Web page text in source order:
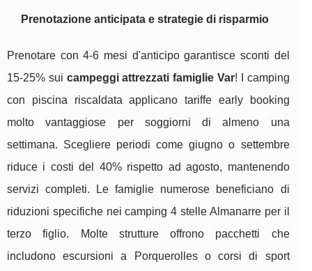
Prenotazione anticipata e strategie di risparmio
Prenotare con 4-6 mesi d'anticipo garantisce sconti del
15-25% sui campeggi attrezzati famiglie Var! I camping
con piscina riscaldata applicano tariffe early booking
molto vantaggiose per soggiorni di almeno una
settimana. Scegliere periodi come giugno o settembre
riduce i costi del 40% rispetto ad agosto, mantenendo
servizi completi. Le famiglie numerose beneficiano di
riduzioni specifiche nei camping 4 stelle Almanarre per il
terzo figlio. Molte strutture offrono pacchetti che
includono escursioni a Porquerolles o corsi di sport